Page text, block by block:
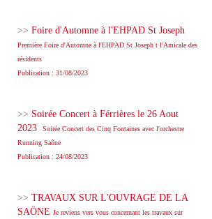
>> Foire d'Automne à l'EHPAD St Joseph
Première Foire d'Automne à l'EHPAD St Joseph t l'Amicale des
résidents
Publication : 31/08/2023
>> Soirée Concert à Férrières le 26 Aout
2023
Soirée Concert des Cinq Fontaines avec l'orchestre
Running Saône
Publication : 24/08/2023
>> TRAVAUX SUR L'OUVRAGE DE LA
SAÖNE Je reviens vers vous concernant les travaux sur